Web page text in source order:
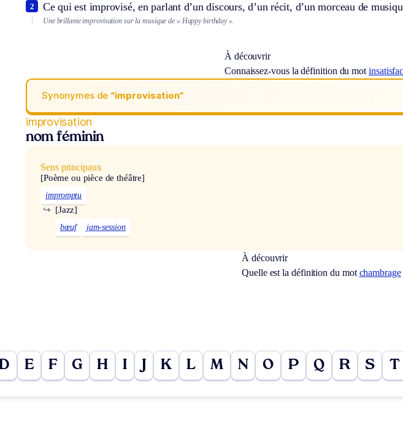
Ce qui est improvisé, en parlant d’un discours, d’un récit, d’un morceau de
2
Une brillante improvisation sur la musique de « Happy birthday ».
À découvrir
Connaissez-vous la définition du mot
Synonymes de “improvisation“
improvisation
nom féminin
Sens principaux
[Poème ou pièce de théâtre]
impromptu
[Jazz]
↪
bœuf jam-session
À découvrir
Quelle est la définition du mot chambrage
E F G H I K L M N O P Q R S T